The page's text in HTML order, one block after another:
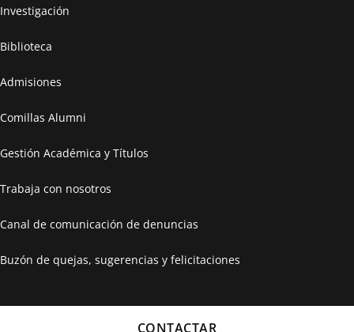
Investigación
Biblioteca
Admisiones
Comillas Alumni
Gestión Académica y Títulos
Trabaja con nosotros
Canal de comunicación de denuncias
Buzón de quejas, sugerencias y felicitaciones
CONTACTAR